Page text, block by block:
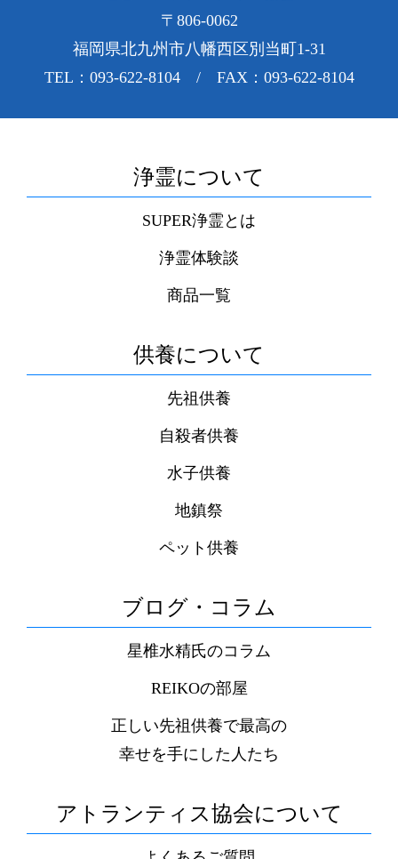
〒806-0062
福岡県北九州市八幡西区別当町1-31
TEL：093-622-8104 / FAX：093-622-8104
浄霊について
SUPER浄霊とは
浄霊体験談
商品一覧
供養について
先祖供養
自殺者供養
水子供養
地鎮祭
ペット供養
ブログ・コラム
星椎水精氏のコラム
REIKOの部屋
正しい先祖供養で最高の
幸せを手にした人たち
アトランティス協会について